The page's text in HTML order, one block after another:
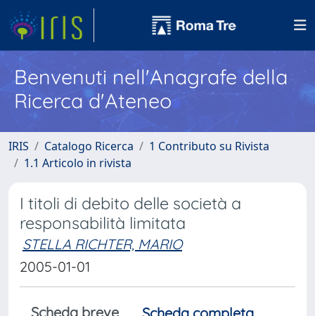
Benvenuti nell'Anagrafe della
Ricerca d'Ateneo
IRIS Catalogo Ricerca
1 Contributo su Rivista
1.1 Articolo in rivista
I titoli di debito delle società a
responsabilità limitata
STELLA RICHTER, MARIO
2005-01-01
Scheda breve